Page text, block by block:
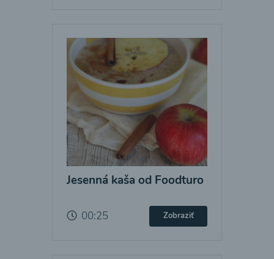
Jesenná kaša od Foodturo
00:25 Zobraziť